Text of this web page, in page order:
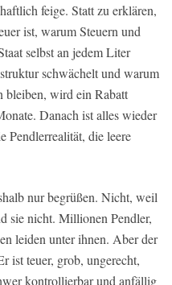
feige. Statt zu erklären,
ist, warum Steuern und
selbst an jedem Liter
schwächelt und warum
bleiben, wird ein Rabatt
Danach ist alles wieder
Pendlerrealität, die leere
nur begrüßen. Nicht, weil
sie nicht. Millionen Pendler,
leiden unter ihnen. Aber der
ist teuer, grob, ungerecht,
kontrollierbar und anfällig